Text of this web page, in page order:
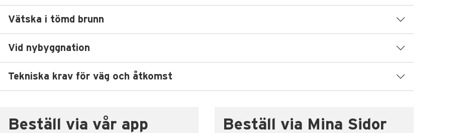
Vätska i tömd brunn
Vid nybyggnation
Tekniska krav för väg och åtkomst
Beställ via vår app Beställ via Mina Sidor